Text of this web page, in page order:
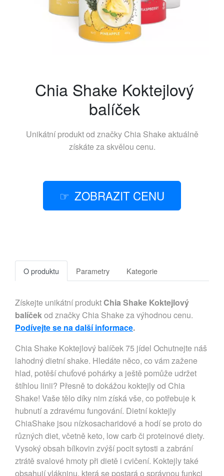
Chia Shake Koktejlový
balíček
Unikátní produkt od značky Chia Shake aktuálně
získáte za skvělou cenu.
ZOBRAZIT CENU
O produktu Parametry Kategorie
Získejte unikátní produktChia Shake Koktejlový
balíčekod značky Chia Shake za výhodnou cenu.
Podívejte se na další informace.
Chia Shake Koktejlový balíček 75 jídel Ochutnejte náš
lahodný dietní shake. Hledáte něco, co vám zažene
hlad, potěší chuťové pohárky a ještě pomůže udržet
štíhlou linii? Přesně to dokážou koktejly od Chia
Shake! Vaše tělo díky nim získá vše, co potřebuje k
hubnutí a zdravému fungování. Dietní koktejly
ChiaShake jsou nízkosacharidové a hodí se proto do
různých diet, včetně keto, low carb či proteinové diety.
Vysoký obsah bílkovin zvýší pocit sytosti a zabrání
ztrátě svalové hmoty při dietě i cvičení. Koktejly také
obsahují vlákninu, která se postará o správnou funkci